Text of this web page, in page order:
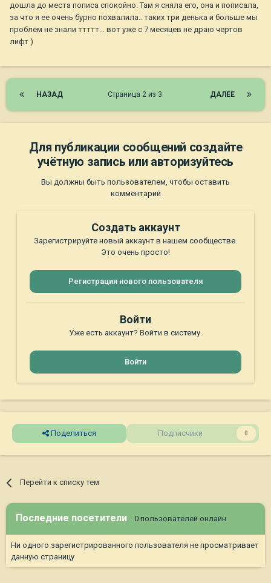
дошла до места пописа спокойно. Там я сняла его, она и пописала,
за что я ее очень бурно похвалила.. таких три денька и больше мы
проблем не знали ттттт... вот уже с 7 месяцев не драю чертов
лифт )
НАЗАД ДАЛЕЕ
Страница 2 из 3
Для публикации сообщений создайте
учётную запись или авторизуйтесь
Вы должны быть пользователем, чтобы оставить
комментарий
Создать аккаунт
Зарегистрируйте новый аккаунт в нашем сообществе.
Это очень просто!
Регистрация нового пользователя
Войти
Уже есть аккаунт? Войти в систему.
Войти
Поделиться Подписчики 0
Перейти к списку тем
Последние посетители 0 пользователей онлайн
Ни одного зарегистрированного пользователя не просматривает
данную страницу